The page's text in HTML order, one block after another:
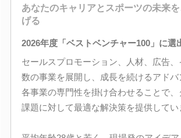
あなたのキャリアとスポーツの未来
げる
2026年度「ベストベンチャー100」に選
セールスプロモーション、人材、広告
数の事業を展開し、成長を続けるアドバ
各事業の専門性を掛け合わせることで
課題に対して最適な解決策を提供してい